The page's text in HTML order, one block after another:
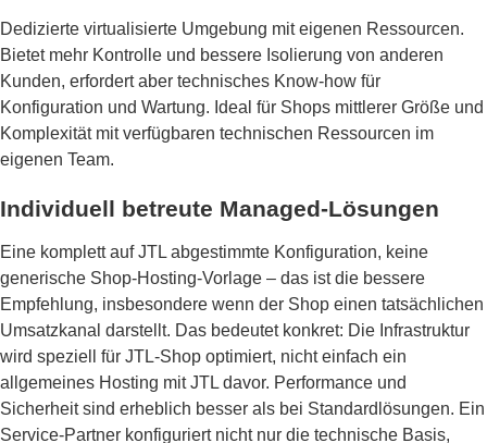
Dedizierte virtualisierte Umgebung mit eigenen Ressourcen.
Bietet mehr Kontrolle und bessere Isolierung von anderen
Kunden, erfordert aber technisches Know-how für
Konfiguration und Wartung. Ideal für Shops mittlerer Größe und
Komplexität mit verfügbaren technischen Ressourcen im
eigenen Team.
Individuell betreute Managed-Lösungen
Eine komplett auf JTL abgestimmte Konfiguration, keine
generische Shop-Hosting-Vorlage – das ist die bessere
Empfehlung, insbesondere wenn der Shop einen tatsächlichen
Umsatzkanal darstellt. Das bedeutet konkret: Die Infrastruktur
wird speziell für JTL-Shop optimiert, nicht einfach ein
allgemeines Hosting mit JTL davor. Performance und
Sicherheit sind erheblich besser als bei Standardlösungen. Ein
Service-Partner konfiguriert nicht nur die technische Basis,